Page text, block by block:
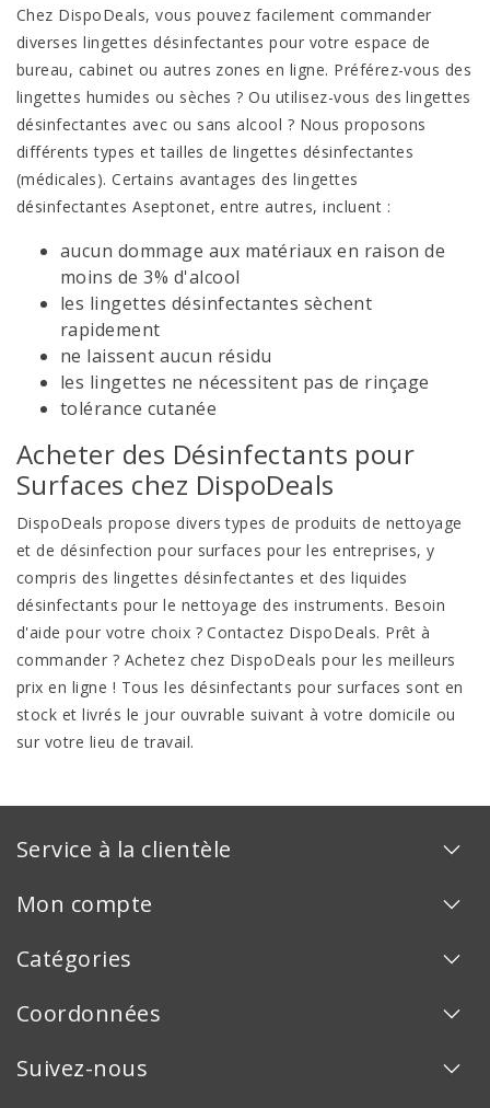
Chez DispoDeals, vous pouvez facilement commander
diverses lingettes désinfectantes pour votre espace de
bureau, cabinet ou autres zones en ligne. Préférez-vous des
lingettes humides ou sèches ? Ou utilisez-vous des lingettes
désinfectantes avec ou sans alcool ? Nous proposons
différents types et tailles de lingettes désinfectantes
(médicales). Certains avantages des lingettes
désinfectantes Aseptonet, entre autres, incluent :
aucun dommage aux matériaux en raison de
moins de 3% d'alcool
les lingettes désinfectantes sèchent
rapidement
ne laissent aucun résidu
les lingettes ne nécessitent pas de rinçage
tolérance cutanée
Acheter des Désinfectants pour
Surfaces chez DispoDeals
DispoDeals propose divers types de produits de nettoyage
et de désinfection pour surfaces pour les entreprises, y
compris des lingettes désinfectantes et des liquides
désinfectants pour le nettoyage des instruments. Besoin
d'aide pour votre choix ? Contactez DispoDeals. Prêt à
commander ? Achetez chez DispoDeals pour les meilleurs
prix en ligne ! Tous les désinfectants pour surfaces sont en
stock et livrés le jour ouvrable suivant à votre domicile ou
sur votre lieu de travail.
Service à la clientèle
Mon compte
Catégories
Coordonnées
Suivez-nous